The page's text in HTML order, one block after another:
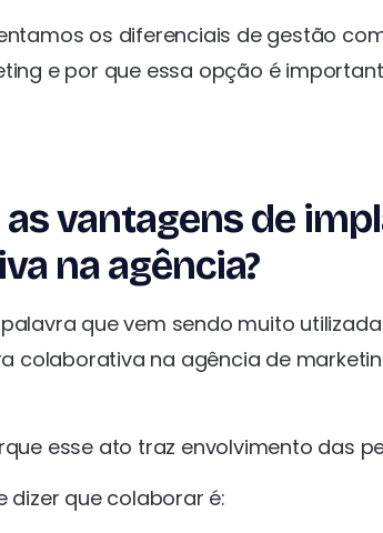
os diferenciais de gestão
e por que essa opção é
as vantagens de
na agência?
que vem sendo muito
colaborativa na agência de
esse ato traz envolvimento das
dizer que colaborar é: